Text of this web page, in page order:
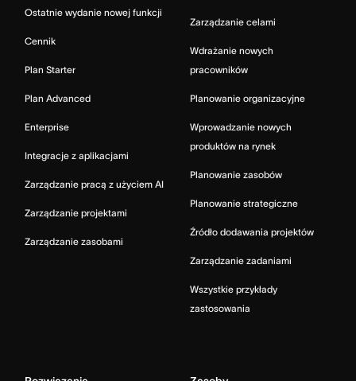
Ostatnie wydanie nowej funkcji
Cennik
Plan Starter
Plan Advanced
Enterprise
Integracje z aplikacjami
Zarządzanie pracą z użyciem AI
Zarządzanie projektami
Zarządzanie zasobami
Zarządzanie celami
Wdrażanie nowych
pracowników
Planowanie organizacyjne
Wprowadzanie nowych
produktów na rynek
Planowanie zasobów
Planowanie strategiczne
Źródło dodawania projektów
Zarządzanie zadaniami
Wszystkie przykłady
zastosowania